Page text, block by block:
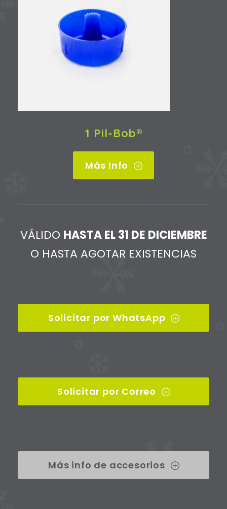
1 Pil-Bob®
Más Info
VÁLIDO HASTA EL 31 DE DICIEMBRE
O HASTA AGOTAR EXISTENCIAS
Solicitar por WhatsApp
Solicitar por Correo
Más info de accesorios